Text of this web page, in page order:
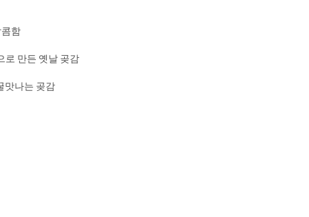
함
로 만든 옛날 곶감
맛나는 곶감